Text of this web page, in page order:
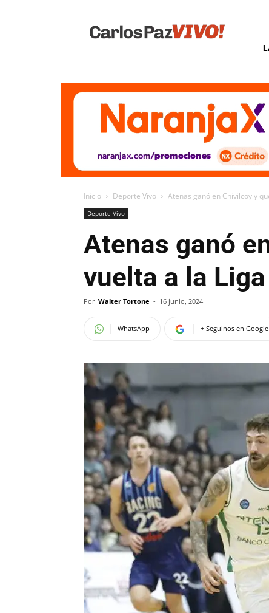
Vivo
Inicio Deporte Vivo Atenas ganó en Chivilcoy y
Deporte Vivo
Atenas ganó
vuelta a la
Por Walter Tortone - 16 junio, 2024
WhatsApp + Seguinos en Google